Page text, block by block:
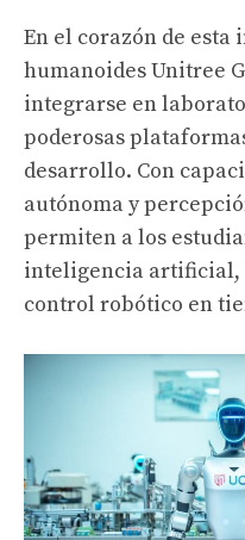
En el corazón de
humanoides Unitree
integrarse en
poderosas
desarrollo. Con
autónoma y
permiten a los
inteligencia artificial,
control robótico en